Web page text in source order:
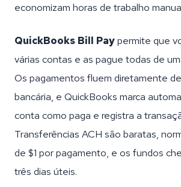
economizam horas de trabalho
QuickBooks Bill Paypermite que
várias contas e as pague todas de
Os pagamentos fluem diretamente
bancária, e QuickBooks marca
conta como paga e registra a
Transferências ACH são baratas,
de $1 por pagamento, e os fundos
três dias úteis.